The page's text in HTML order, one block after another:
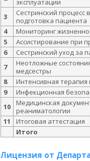
эксплуатации
3
Сестринский процесс
подготовка пациента
4
Мониторинг
5
Ассистирование при
6
Сестринский уход за
7
Неотложные
медсестры
8
Интенсивная
9
Инфекционная
10
Медицинская
реаниматологии
11
Итоговая аттестация
Итого
Лицензия от